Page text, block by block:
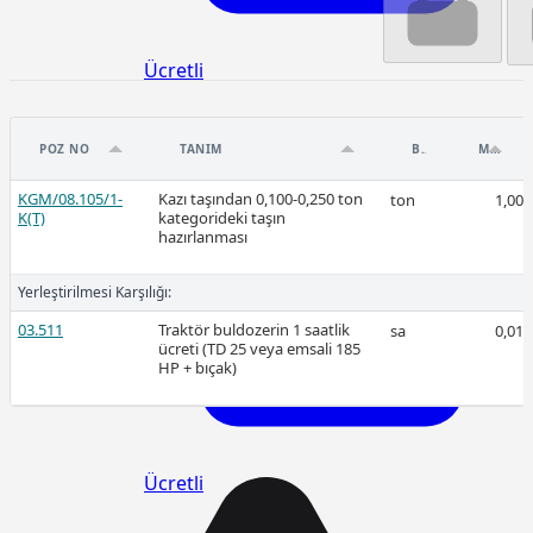
Ücretli
2026-Mart
Ücretli
POZ NO TANIM BIRIM MIKTAR
KGM/08.105/1-
K(T)
Kazı taşından 0,100-0,250 ton
kategorideki taşın
hazırlanması
ton 1,00
Yerleştirilmesi Karşılığı:
03.511
Traktör buldozerin 1 saatlik
ücreti (TD 25 veya emsali 185
HP + bıçak)
sa 0,01